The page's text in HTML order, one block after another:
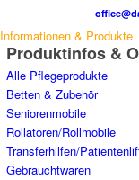
Informationen & Produkte
Produktinfos &
Alle Pflegeprodukte
Betten & Zubehör
Seniorenmobile
Rollatoren/Rollmobile
Transferhilfen/
Gebrauchtwaren